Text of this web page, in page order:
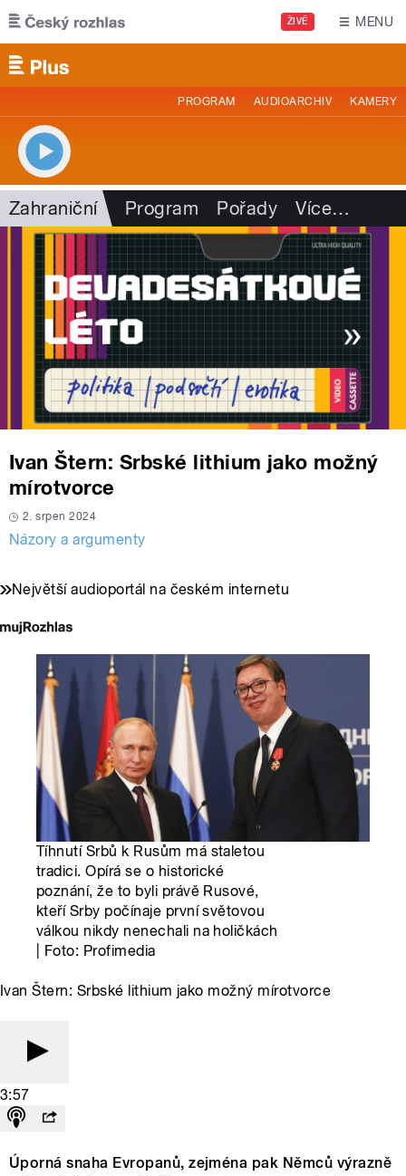
Přejít k hlavnímu obsahu
ŽIVĚ MENU
PROGRAM AUDIOARCHIV KAMERY
Zahraniční Program Pořady Více…
Ivan Štern: Srbské lithium jako možný
mírotvorce
2. srpen 2024
Názory a argumenty
Největší audioportál na českém internetu
Tíhnutí Srbů k Rusům má staletou
tradici. Opírá se o historické
poznání, že to byli právě Rusové,
kteří Srby počínaje první světovou
válkou nikdy nenechali na holičkách
| Foto: Profimedia
Ivan Štern: Srbské lithium jako možný mírotvorce
3:57
Úporná snaha Evropanů, zejména pak Němců výrazně